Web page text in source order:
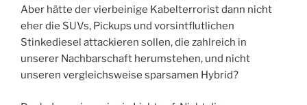
Aber hätte der vierbeinige Kabelterrorist dann nicht
eher die SUVs, Pickups und vorsintflutlichen
Stinkediesel attackieren sollen, die zahlreich in
unserer Nachbarschaft herumstehen, und nicht
unseren vergleichsweise sparsamen Hybrid?